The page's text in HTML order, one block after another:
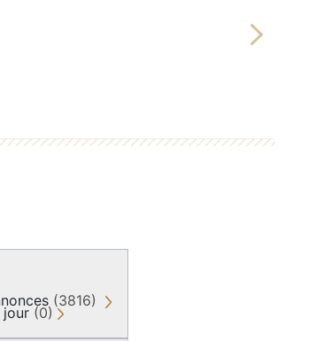
Next
(3816)
jour (0)